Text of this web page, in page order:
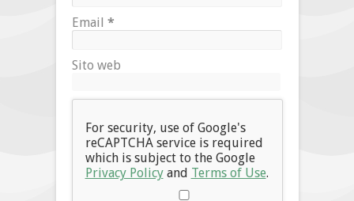
Email *
Sito web
For security, use of Google's
reCAPTCHA service is required
which is subject to the Google
Privacy Policyand Terms of Use.